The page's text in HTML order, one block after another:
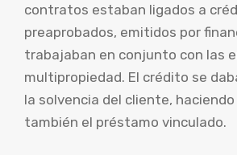
contratos estaban ligados a
preaprobados, emitidos por
trabajaban en conjunto con las
multipropiedad. El crédito se
la solvencia del cliente,
también el préstamo vinculado.